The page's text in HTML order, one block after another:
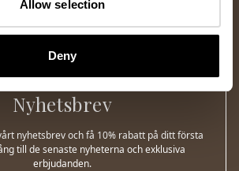
Allow selection
Deny
Nyhetsbrev
nyhetsbrev och få 10% rabatt på ditt första
till de senaste nyheterna och exklusiva
erbjudanden.